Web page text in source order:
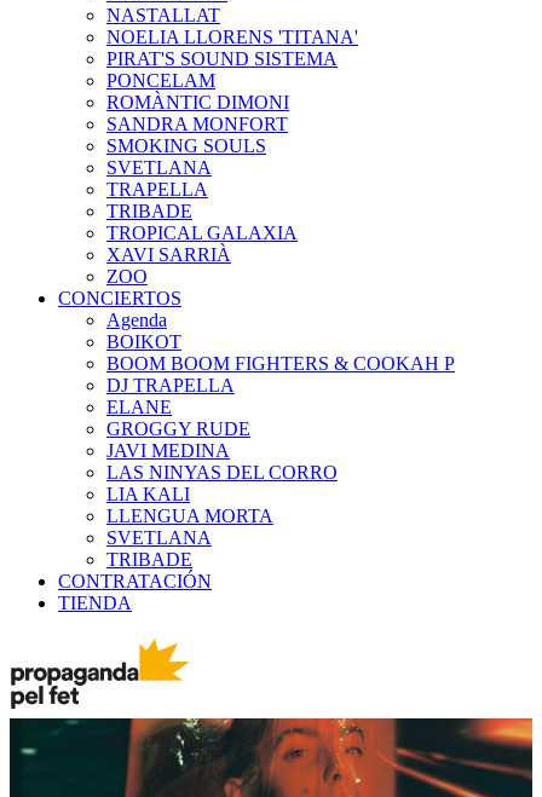
NASTALLAT
NOELIA LLORENS 'TITANA'
PIRAT'S SOUND SISTEMA
PONCELAM
ROMÀNTIC DIMONI
SANDRA MONFORT
SMOKING SOULS
SVETLANA
TRAPELLA
TRIBADE
TROPICAL GALAXIA
XAVI SARRIÀ
ZOO
CONCIERTOS
Agenda
BOIKOT
BOOM BOOM FIGHTERS & COOKAH P
DJ TRAPELLA
ELANE
GROGGY RUDE
JAVI MEDINA
LAS NINYAS DEL CORRO
LIA KALI
LLENGUA MORTA
SVETLANA
TRIBADE
CONTRATACIÓN
TIENDA